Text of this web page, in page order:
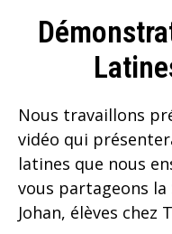
Nous travaillons
vidéo qui
latines que nous
vous partageons la
Johan, élèves chez